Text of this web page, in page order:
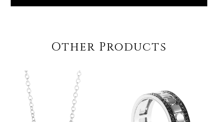
Other Products